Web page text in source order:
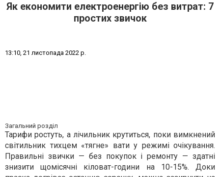
Як економити електроенергію без витрат: 7
простих звичок
13:10, 21 листопада 2022 р.
Загальний розділ
Тарифи ростуть, а лічильник крутиться, поки вимкнений
світильник тихцем «тягне» вати у режимі очікування.
Правильні звички — без покупок і ремонту — здатні
знизити щомісячні кіловат-години на 10-15%. Доки